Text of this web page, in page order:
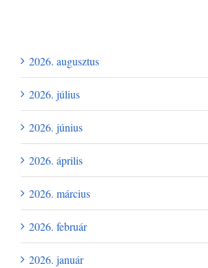
2026. augusztus
2026. július
2026. június
2026. április
2026. március
2026. február
2026. január